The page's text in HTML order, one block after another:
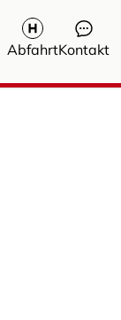
AbfahrtKontakt